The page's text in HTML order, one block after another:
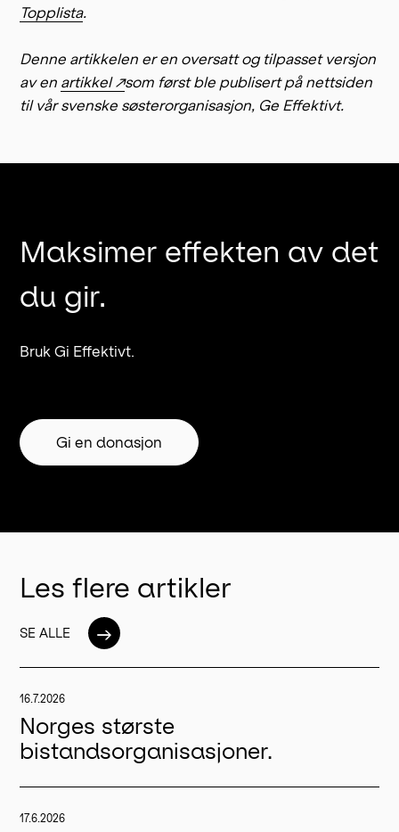
Topplista.
Denne artikkelen er en oversatt og tilpasset versjon
av en artikkel ↗som først ble publisert på nettsiden
til vår svenske søsterorganisasjon, Ge Effektivt.
Maksimer effekten av det
du gir.
Bruk Gi Effektivt.
Gi en donasjon
Les flere artikler
SE ALLE →
16.7.2026
Norges største
bistandsorganisasjoner.
17.6.2026